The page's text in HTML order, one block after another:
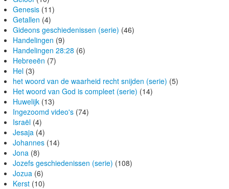
Genesis (11)
Getallen (4)
Gideons geschiedenissen (serie) (46)
Handelingen (9)
Handelingen 28:28 (6)
Hebreeën (7)
Hel (3)
het woord van de waarheid recht snijden (serie) (5)
Het woord van God is compleet (serie) (14)
Huwelijk (13)
Ingezoomd video's (74)
Israël (4)
Jesaja (4)
Johannes (14)
Jona (8)
Jozefs geschiedenissen (serie) (108)
Jozua (6)
Kerst (10)